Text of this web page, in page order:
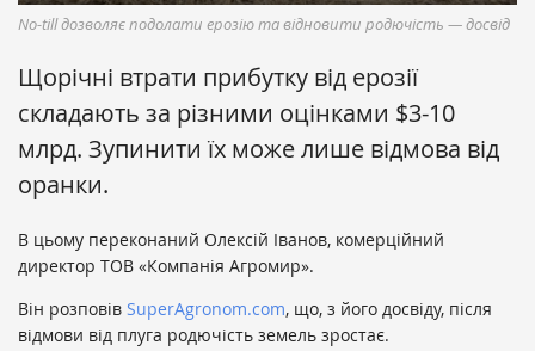
No-till дозволяє подолати ерозію та відновити родючість — досвід
Щорічні втрати прибутку від ерозії
складають за різними оцінками $3-10
млрд. Зупинити їх може лише відмова від
оранки.
В цьому переконаний Олексій Іванов, комерційний
директор ТОВ «Компанія Агромир».
Він розповів SuperAgronom.com, що, з його досвіду, після
відмови від плуга родючість земель зростає.